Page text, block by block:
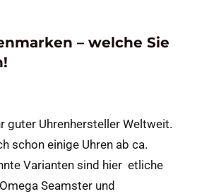
– welche Sie
guter Uhrenhersteller Weltweit.
schon einige Uhren ab ca.
Varianten sind hier etliche
Seamster und